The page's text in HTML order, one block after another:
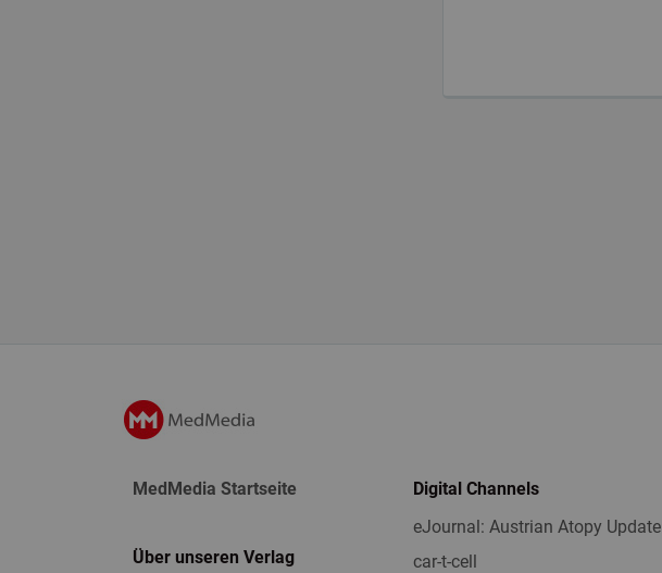
MedMedia Startseite
Über unseren Verlag
Digital Channels
eJournal: Austrian Atopy Update
car-t-cell